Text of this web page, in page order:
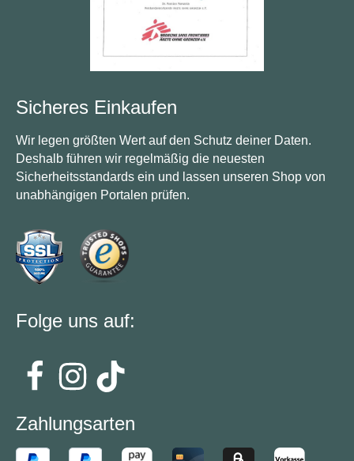
Sicheres Einkaufen
Wir legen größten Wert auf den Schutz deiner Daten.
Deshalb führen wir regelmäßig die neuesten
Sicherheitsstandards ein und lassen unseren Shop von
unabhängigen Portalen prüfen.
Folge uns auf:
Zahlungsarten